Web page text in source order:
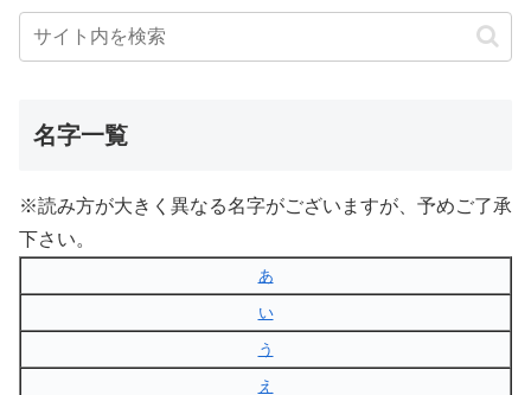
名字一覧
※読み方が大きく異なる名字がございますが、予めご了承
下さい。
あ
い
う
え